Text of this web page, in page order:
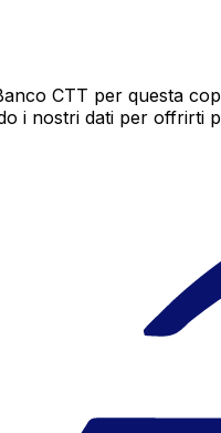
CTT per questa
i nostri dati per offrirti